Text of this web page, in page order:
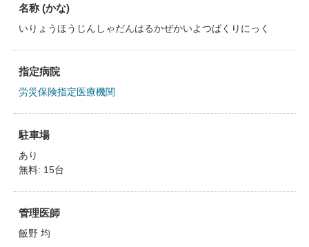
名称 (かな)
いりょうほうじんしゃだんはるかぜかいよつばくりにっく
指定病院
労災保険指定医療機関
駐車場
あり
無料: 15台
管理医師
飯野 均